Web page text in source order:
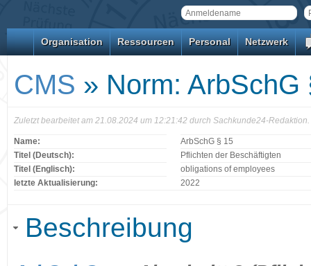
Organisation Ressourcen Personal Netzwerk
CMS » Norm: ArbSchG
Zuletzt bearbeitet am 21.08.2024 um 12:21:42 durch Sachkunde24-Redaktion.
Name:
ArbSchG § 15
Titel (Deutsch):
Pflichten der Beschäftigten
Titel (Englisch):
obligations of employees
letzte Aktualisierung:
2022
Beschreibung